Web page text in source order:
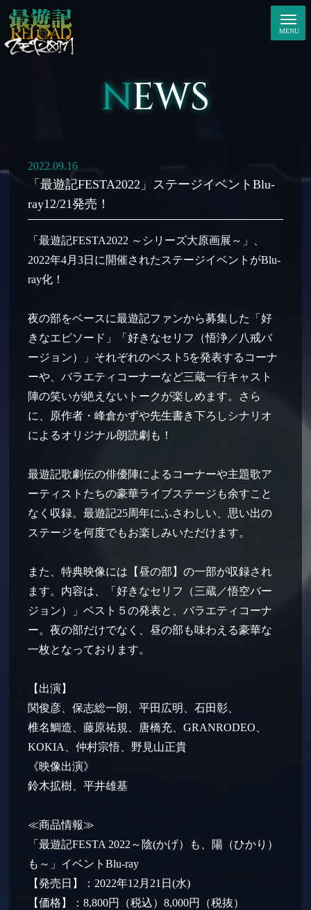
NEWS
2022.09.16
「最遊記FESTA2022」ステージイベントBlu-
ray12/21発売！
「最遊記FESTA2022 ～シリーズ大原画展～」、
2022年4月3日に開催されたステージイベントがBlu-
ray化！
夜の部をベースに最遊記ファンから募集した「好
きなエピソード」「好きなセリフ（悟浄／八戒バ
ージョン）」それぞれのベスト5を発表するコーナ
ーや、バラエティコーナーなど三蔵一行キャスト
陣の笑いが絶えないトークが楽しめます。さら
に、原作者・峰倉かずや先生書き下ろしシナリオ
によるオリジナル朗読劇も！
最遊記歌劇伝の俳優陣によるコーナーや主題歌ア
ーティストたちの豪華ライブステージも余すこと
なく収録。最遊記25周年にふさわしい、思い出の
ステージを何度でもお楽しみいただけます。
また、特典映像には【昼の部】の一部が収録され
ます。内容は、「好きなセリフ（三蔵／悟空バー
ジョン）」ベスト５の発表と、バラエティコーナ
ー。夜の部だけでなく、昼の部も味わえる豪華な
一枚となっております。
【出演】
関俊彦、保志総一朗、平田広明、石田彰、
椎名鯛造、藤原祐規、唐橋充、GRANRODEO、
KOKIA、仲村宗悟、野見山正貴
《映像出演》
鈴木拡樹、平井雄基
≪商品情報≫
「最遊記FESTA 2022～陰(かげ）も、陽（ひかり）
も～」イベントBlu-ray
【発売日】：2022年12月21日(水)
【価格】：8,800円（税込）8,000円（税抜）